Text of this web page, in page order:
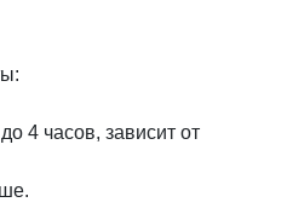
4 часов, зависит от